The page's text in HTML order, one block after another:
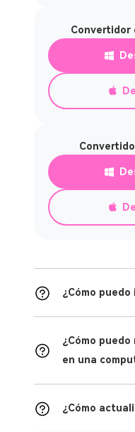
Convertidor
¿Cómo
¿Cómo
en una
¿Cómo